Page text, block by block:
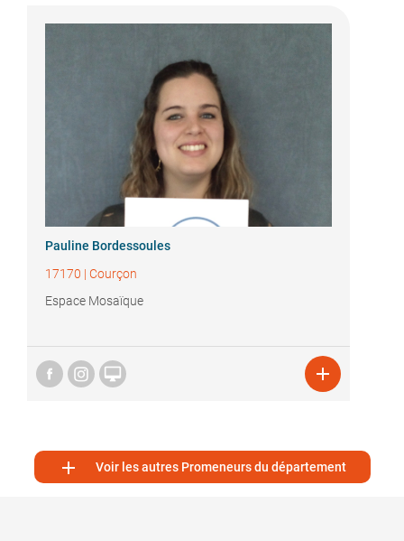
Pauline Bordessoules
17170 | Courçon
Espace Mosaïque
 
 Voir les autres Promeneurs du département